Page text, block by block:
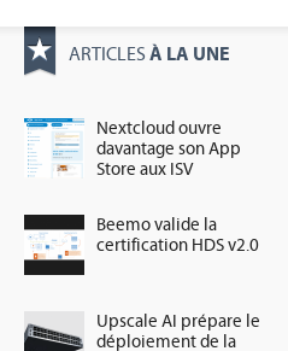
ARTICLES À LA UNE
Nextcloud ouvre
davantage son App
Store aux ISV
Beemo valide la
certification HDS v2.0
Upscale AI prépare le
déploiement de la